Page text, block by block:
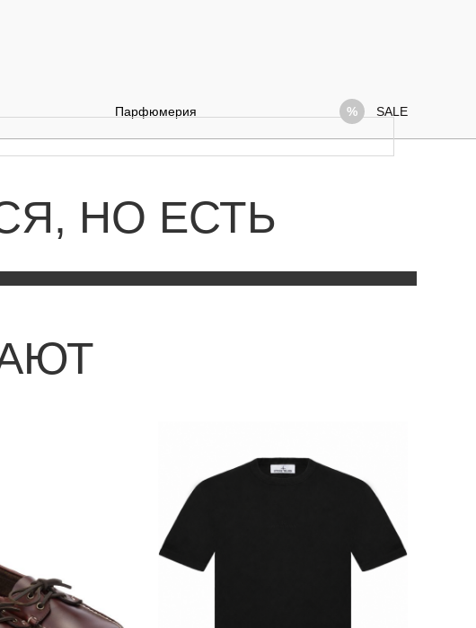
Парфюмерия SALE
НО ЕСТЬ